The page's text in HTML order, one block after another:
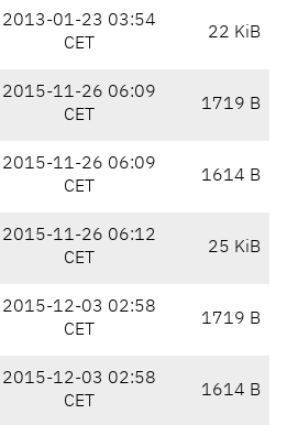
2013-01-23 03:54
CET
22 KiB
2015-11-26 06:09
CET
1719 B
2015-11-26 06:09
CET
1614 B
2015-11-26 06:12
CET
25 KiB
2015-12-03 02:58
CET
1719 B
2015-12-03 02:58
CET
1614 B